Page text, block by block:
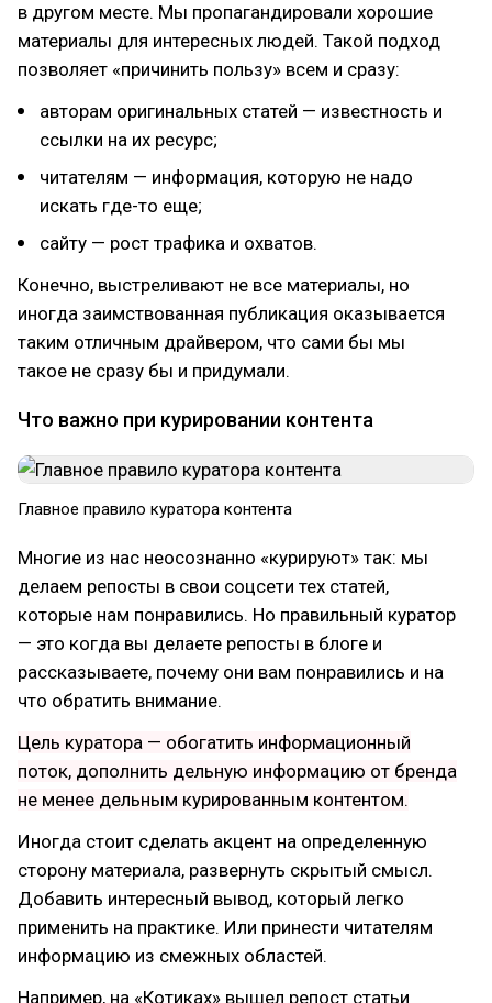
в другом месте. Мы пропагандировали хорошие
материалы для интересных людей. Такой подход
позволяет «причинить пользу» всем и сразу:
авторам оригинальных статей — известность и
ссылки на их ресурс;
читателям — информация, которую не надо
искать где-то еще;
сайту — рост трафика и охватов.
Конечно, выстреливают не все материалы, но
иногда заимствованная публикация оказывается
таким отличным драйвером, что сами бы мы
такое не сразу бы и придумали.
Что важно при курировании контента
Главное правило куратора контента
Многие из нас неосознанно «курируют» так: мы
делаем репосты в свои соцсети тех статей,
которые нам понравились. Но правильный куратор
— это когда вы делаете репосты в блоге и
рассказываете, почему они вам понравились и на
что обратить внимание.
Цель куратора — обогатить информационный
поток, дополнить дельную информацию от бренда
не менее дельным курированным контентом.
Иногда стоит сделать акцент на определенную
сторону материала, развернуть скрытый смысл.
Добавить интересный вывод, который легко
применить на практике. Или принести читателям
информацию из смежных областей.
Например, на «Котиках» вышел репост статьи